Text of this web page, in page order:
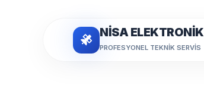
NİSA ELEKTRONİK
PROFESYONEL TEKNIK SERVIS